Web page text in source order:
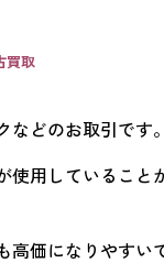
買取
どのお取引です。
用していること
価になりやすい